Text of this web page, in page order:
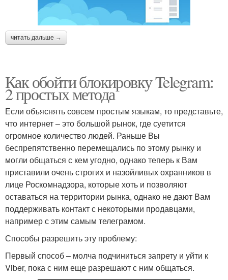
читать дальше →
Как обойти блокировку Telegram:
2 простых метода
Если объяснять совсем простым языкам, то представьте,
что интернет – это большой рынок, где суетится
огромное количество людей. Раньше Вы
беспрепятственно перемещались по этому рынку и
могли общаться с кем угодно, однако теперь к Вам
приставили очень строгих и назойливых охранников в
лице Роскомнадзора, которые хоть и позволяют
оставаться на территории рынка, однако не дают Вам
поддерживать контакт с некоторыми продавцами,
например с этим самым телеграмом.
Способы разрешить эту проблему:
Первый способ – молча подчиниться запрету и уйти к
Viber, пока с ним еще разрешают с ним общаться.